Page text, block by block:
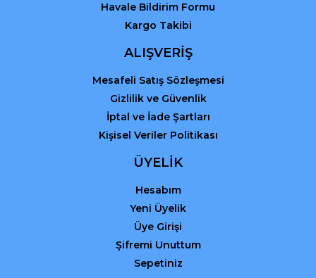
Havale Bildirim Formu
Kargo Takibi
ALIŞVERİŞ
Mesafeli Satış Sözleşmesi
Gizlilik ve Güvenlik
İptal ve İade Şartları
Kişisel Veriler Politikası
ÜYELİK
Hesabım
Yeni Üyelik
Üye Girişi
Şifremi Unuttum
Sepetiniz